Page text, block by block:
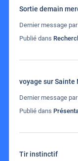
Sortie demain
Dernier message par
Publié dans
voyage sur Sainte
Dernier message par
Publié dans
Tir instinctif